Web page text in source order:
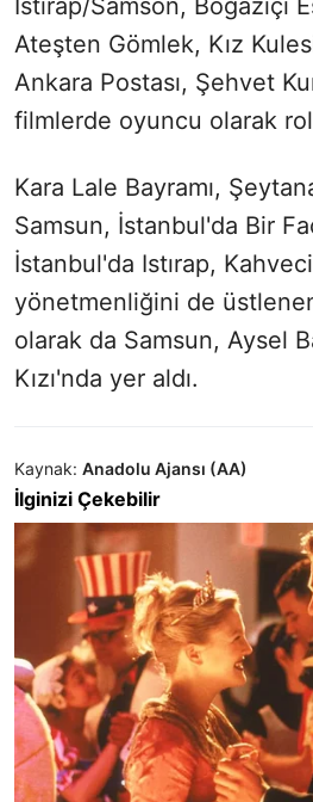
Istırap/Samson, Boğaziçi
Ateşten Gömlek, Kız
Ankara Postası, Şehvet
filmlerde oyuncu olarak rol
Kara Lale Bayramı,
Samsun, İstanbul'da Bir
İstanbul'da Istırap,
yönetmenliğini de üstlenen
olarak da Samsun, Aysel
Kızı'nda yer aldı.
Kaynak: Anadolu Ajansı (AA)